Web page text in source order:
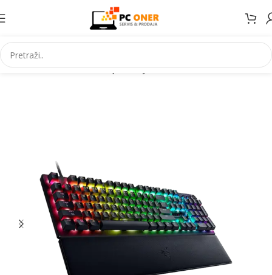
Početna Informatika PC periferija Tastature